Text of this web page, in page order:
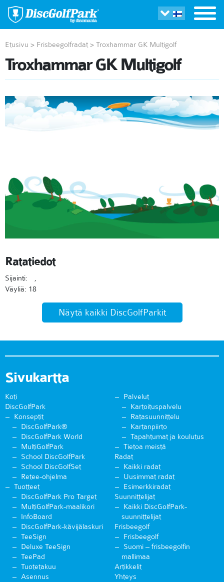
Etusivu > Frisbeegolfradat > Troxhammar GK Multigolf
Troxhammar GK Multigolf
Ratatiedot
Sijainti:
,
Väyliä: 18
Näytä kaikki DiscGolfParkit
Sivukartta
Koti
DiscGolfPark
Konseptit
DiscGolfPark®
DiscGolfPark World
MultiGolfPark
School DiscGolfPark
School DiscGolfSet
Retee-ohjelma
Tuotteet
DiscGolfPark Pro Target
MultiGolfPark-maalikori
InfoBoard
DiscGolfPark-kävijälaskuri
TeeSign
Deluxe TeeSign
TeePad
Tuotetakuu
Asennus
Palvelut
Kartoituspalvelu
Ratasuunnittelu
Kartanpiirto
Tapahtumat ja koulutus
Tietoa meistä
Radat
Kaikki radat
Uusimmat radat
Esimerkkiradat
Suunnittelijat
Kaikki DiscGolfPark-
suunnittelijat
Frisbeegolf
Frisbeegolf
Suomi – frisbeegolfin
mallimaa
Artikkelit
Yhteys